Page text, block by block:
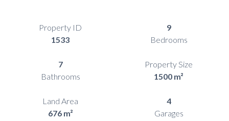
Property ID
1533
9
Bedrooms
7
Bathrooms
Property Size
1500 m²
Land Area
676 m²
4
Garages